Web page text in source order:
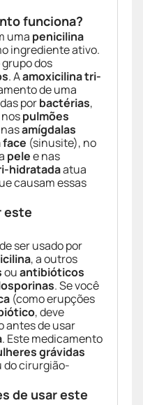
funciona?
uma penicilina
ingrediente ativo.
dos
. Aamoxicilina tri-
de uma
porbactérias,
pulmões
amígdalas
face (sinusite), no
pelee nas
hidratadaatua
causam essas
este
ser usado por
, a outros
ouantibióticos
. Se você
(como erupções
, deve
antes de usar
. Este medicamento
grávidas
do cirurgião-
de usar este